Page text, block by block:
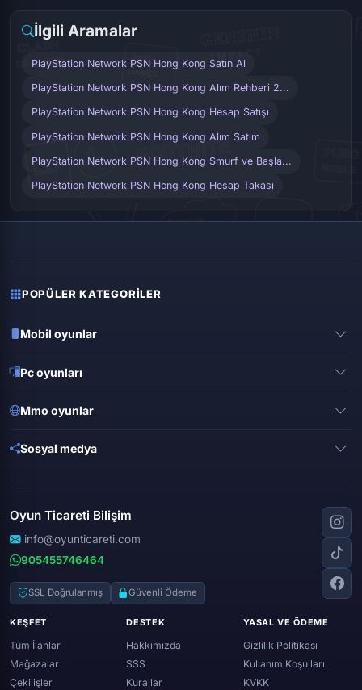
İlgili Aramalar
PlayStation Network PSN Hong Kong Satın Al
PlayStation Network PSN Hong Kong Alım Rehberi 2...
PlayStation Network PSN Hong Kong Hesap Satışı
PlayStation Network PSN Hong Kong Alım Satım
PlayStation Network PSN Hong Kong Smurf ve Başla...
PlayStation Network PSN Hong Kong Hesap Takası
POPÜLER KATEGORILER
Mobil oyunlar
Mobile legends
Free fire
Minecraft
Pc oyunları
Gta online
Lost ark
World of warcraft
Zula
Mmo oyunlar
Wolfteam
Black desert online
Genshin ımpact
Sosyal medya
Discord
Youtube
Twitter (x)
Spotify
Oyun Ticareti Bilişim
info@oyunticareti.com
905455746464
SSL Doğrulanmış Güvenli Ödeme
KEŞFET
Tüm İlanlar
Mağazalar
Çekilişler
DESTEK
Hakkımızda
SSS
Kurallar
YASAL VE ÖDEME
Gizlilik Politikası
Kullanım Koşulları
KVKK